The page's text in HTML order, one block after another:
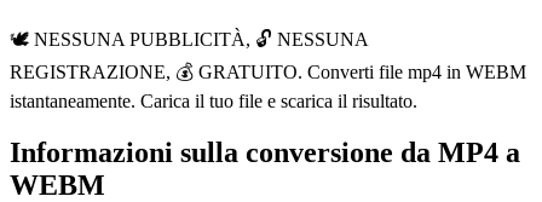
🕊️ NESSUNA PUBBLICITÀ, 🔓 NESSUNA
REGISTRAZIONE, 💰 GRATUITO. Converti file mp4 in WEBM
istantaneamente. Carica il tuo file e scarica il risultato.
Informazioni sulla conversione da MP4 a
WEBM